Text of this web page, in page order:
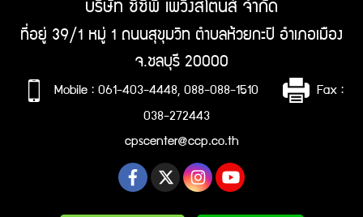
บริษัท ซีซีพี เพวิ่งสโตนส์ จำกัด
ที่อยู่ 39/1 หมู่ 1 ถนนสุขุมวิท ตำบลห้วยกะปิ อำเภอเมือง
จ.ชลบุรี 20000
Mobile : 061-403-4448, 088-088-1510 Fax :
038-272443
cpscenter@ccp.co.th